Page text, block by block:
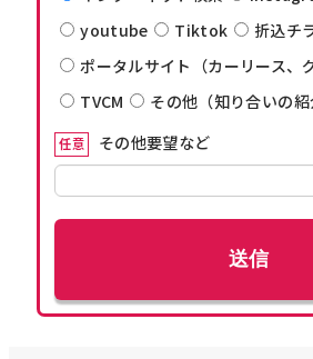
youtube
Tiktok
折込チ
ポータルサイト（カーリース、
TVCM
その他（知り合いの紹
任意 その他要望など